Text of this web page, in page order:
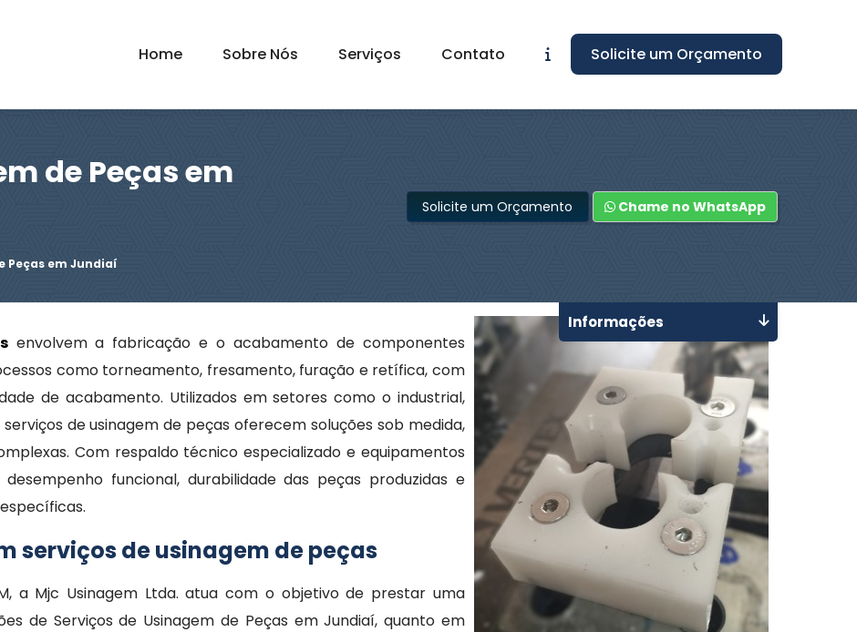
Home Sobre Nós Serviços Contato Solicite um Orçamento
de Peças em
Peças em Jundiaí
Solicite um Orçamento Chame no WhatsApp
envolvem a fabricação e o acabamento de componentes
como torneamento, fresamento, furação e retífica, com
de acabamento. Utilizados em setores como o industrial,
de usinagem de peças oferecem soluções sob medida,
Com respaldo técnico especializado e equipamentos
funcional, durabilidade das peças produzidas e
serviços de usinagem de peças
a Mjc Usinagem Ltda. atua com o objetivo de prestar uma
de Serviços de Usinagem de Peças em Jundiaí, quanto em
Informações